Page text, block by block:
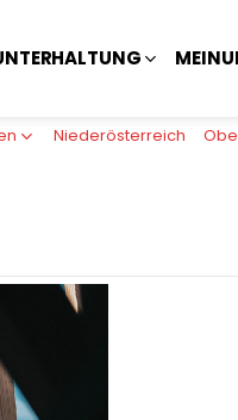
Niederösterreich